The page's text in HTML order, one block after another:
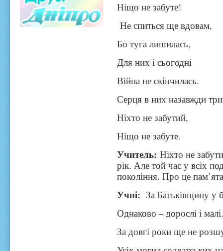
Ніщо не забуте!
Не спиться ще вдовам,
Бо туга лишилась,
Для них і сьогодні
Війна не скінчилась.
Серця в них назавжди
Ніхто не забутий,
Ніщо не забуте.
Учитель:Ніхто не
рік. Але той час у всіх
покоління. Про це
Учні: За Батьківщину у
Однаково – дорослі і
За довгі роки ще не